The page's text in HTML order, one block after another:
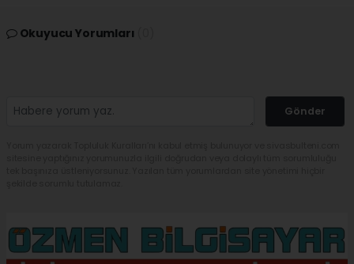
Okuyucu Yorumları
Gönder